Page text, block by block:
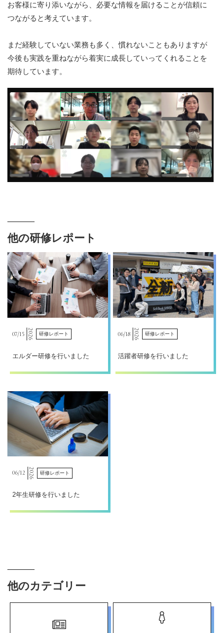
お客様に寄り添いながら、必要な情報を届けることが信頼に
つながると考えています。
まだ経験していない業務も多く、慣れないこともありますが
今後も実践を重ねながら着実に成長していってくれることを
期待しています。
他の研修レポート
07/15 2026 研修レポート
エルダー研修を行いました
06/18 2026 研修レポート
活躍者研修を行いました
06/12 2026 研修レポート
2年生研修を行いました
他のカテゴリー